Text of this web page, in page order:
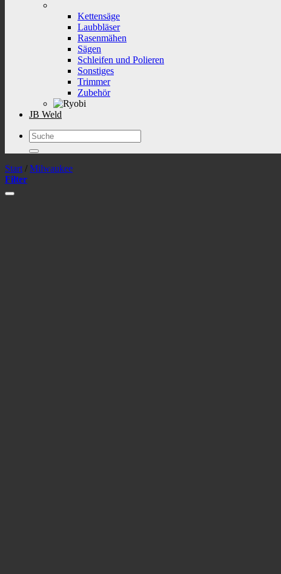
Kettensäge
Laubbläser
Rasenmähen
Sägen
Schleifen und Polieren
Sonstiges
Trimmer
Zubehör
JB Weld
Suchen
nach:
Start / Milwaukee
Filter